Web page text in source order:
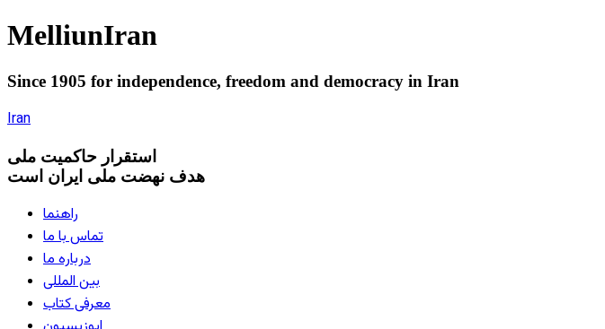
MelliunIran
Since 1905 for independence, freedom and democracy in Iran
Iran
استقرار حاکميت ملی
هدف نهضت ملی ایران است
راهنما
تماس با ما
درباره ما
بین المللی
معرفی کتاب